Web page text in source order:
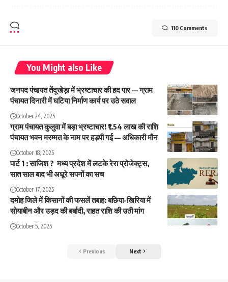
110 Comments
You Might also Like
जनपद पंचायत तेंदूखेड़ा में भ्रष्टाचार की हद पार — ग्राम
पंचायत दिनारी में घटिया निर्माण कार्य पर उठे सवाल
October 24, 2025
ग्राम पंचायत कुलुवा में बड़ा भ्रष्टाचार! ₹1.54 लाख की राशि
पंचायत भवन मरम्मत के नाम पर हड़पी गई — अधिकारी मौन
October 18, 2025
पार्ट 1 : साजिश ? मध्य प्रदेश में लटके रेरा प्रोजेक्ट्स,
सात साल बाद भी अधूरे सपनों का सच
October 17, 2025
दमोह जिले में किसानों की फसलें तबाह: बछिया-खिरिया में
सोयाबीन और उड़द की बर्बादी, राहत राशि की उठी मांग
October 5, 2025
Previous Next